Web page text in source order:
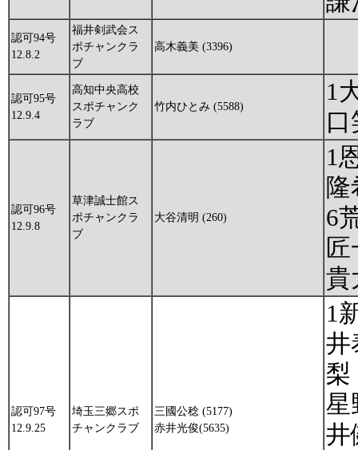
認可94号
12.8.2
福井剣武会ス
ポチャンクラ
ブ
高木義美 (3396)
認可95号
12.9.4
高知中央高校
スポチャンク
ラブ
竹内ひとみ (5588)
1
認可96号
12.9.8
草津誠士館ス
ポチャンクラ
ブ
大谷清明 (260)
1
6
貴
認可97号
12.9.25
埼玉三郷スポ
チャンクラブ
三國公稔 (5177)
赤井光俊(5635)
1
井
梨
星
井